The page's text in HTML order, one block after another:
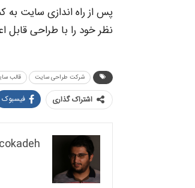
پس از راه اندازی سایت
نظر خود را با طراحی قابل
شرکت طراحی سایت قالب
اشتراک گذاری فیسبوک